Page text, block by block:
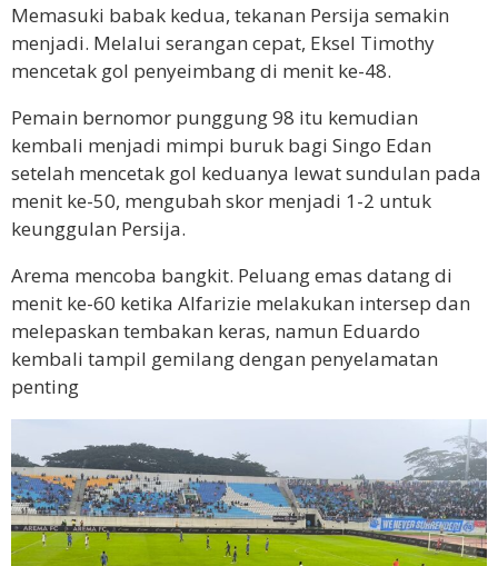
Memasuki babak kedua, tekanan Persija semakin
menjadi. Melalui serangan cepat, Eksel Timothy
mencetak gol penyeimbang di menit ke-48.
Pemain bernomor punggung 98 itu kemudian
kembali menjadi mimpi buruk bagi Singo Edan
setelah mencetak gol keduanya lewat sundulan pada
menit ke-50, mengubah skor menjadi 1-2 untuk
keunggulan Persija.
Arema mencoba bangkit. Peluang emas datang di
menit ke-60 ketika Alfarizie melakukan intersep dan
melepaskan tembakan keras, namun Eduardo
kembali tampil gemilang dengan penyelamatan
penting